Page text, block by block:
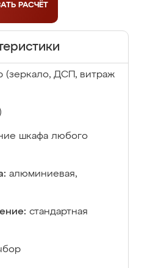
РАСЧЁТ
(зеркало, ДСП, витраж
шкафа любого
алюминиевая,
стандартная